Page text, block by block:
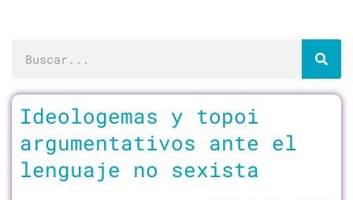
Ideologemas y topoi
argumentativos ante el
lenguaje no sexista